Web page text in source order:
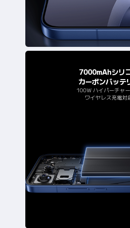
7000mAhシリ
カーボンバッテ
100W ハイパーチャ
ワイヤレス充電対